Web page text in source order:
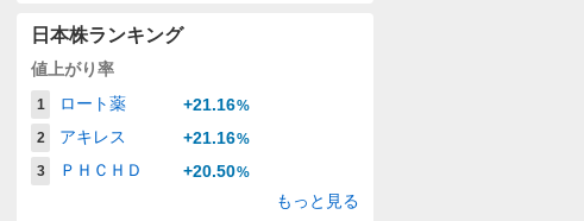
日本株ランキング
値上がり率
1 ロート薬 +21.16%
2
アキレス +21.16%
3
ＰＨＣＨＤ +20.50%
もっと見る